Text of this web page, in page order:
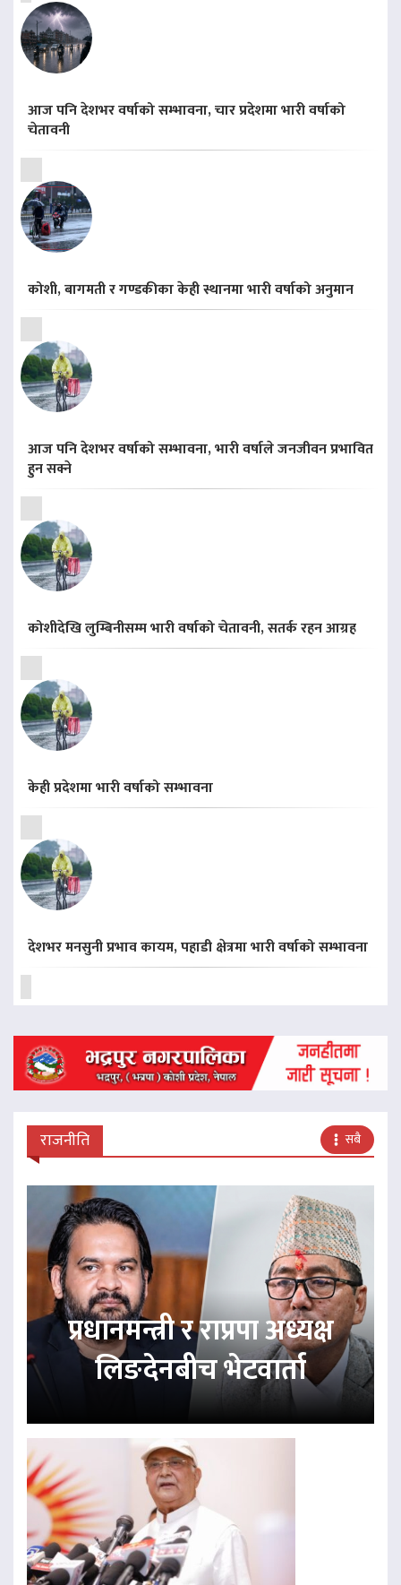
आज पनि देशभर वर्षाको सम्भावना, चार प्रदेशमा भारी वर्षाको
चेतावनी
कोशी, बागमती र गण्डकीका केही स्थानमा भारी वर्षाको अनुमान
आज पनि देशभर वर्षाको सम्भावना, भारी वर्षाले जनजीवन प्रभावित
हुन सक्ने
कोशीदेखि लुम्बिनीसम्म भारी वर्षाको चेतावनी, सतर्क रहन आग्रह
केही प्रदेशमा भारी वर्षाको सम्भावना
देशभर मनसुनी प्रभाव कायम, पहाडी क्षेत्रमा भारी वर्षाको सम्भावना
राजनीति सबै
प्रधानमन्त्री र राप्रपा अध्यक्ष
लिङदेनबीच भेटवार्ता